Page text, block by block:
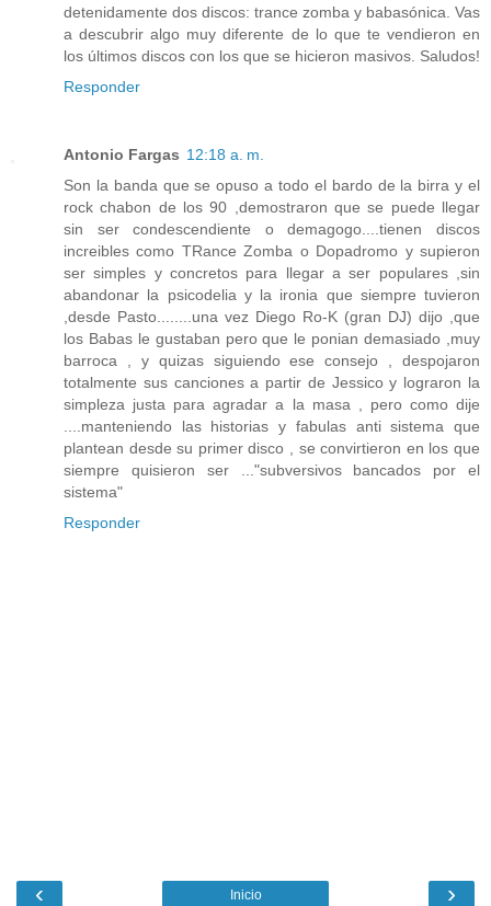
detenidamente dos discos: trance zomba y babasónica. Vas
a descubrir algo muy diferente de lo que te vendieron en
los últimos discos con los que se hicieron masivos. Saludos!
Responder
Antonio Fargas 12:18 a. m.
Son la banda que se opuso a todo el bardo de la birra y el
rock chabon de los 90 ,demostraron que se puede llegar
sin ser condescendiente o demagogo....tienen discos
increibles como TRance Zomba o Dopadromo y supieron
ser simples y concretos para llegar a ser populares ,sin
abandonar la psicodelia y la ironia que siempre tuvieron
,desde Pasto........una vez Diego Ro-K (gran DJ) dijo ,que
los Babas le gustaban pero que le ponian demasiado ,muy
barroca , y quizas siguiendo ese consejo , despojaron
totalmente sus canciones a partir de Jessico y lograron la
simpleza justa para agradar a la masa , pero como dije
....manteniendo las historias y fabulas anti sistema que
plantean desde su primer disco , se convirtieron en los que
siempre quisieron ser ..."subversivos bancados por el
sistema"
Responder
‹ ›
Inicio